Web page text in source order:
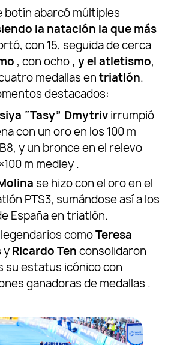
botín abarcó múltiples
la natación la que más
con 15, seguida de cerca
, con ocho , y el atletismo,
medallas entriatlón.
destacados:
“Tasy” Dmytriv irrumpió
con un oro en los 100 m
y un bronce en el relevo
m medley .
se hizo con el oro en el
PTS3, sumándose así a los
España en triatlón.
comoTeresa
y Ricardo Ten consolidaron
su estatus icónico con
ganadoras de medallas .